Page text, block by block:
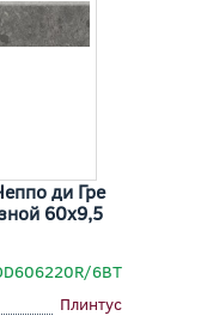
ди Гре
60x9,5
6BT
Плинтус